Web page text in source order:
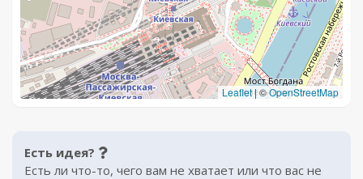
Leaflet|©OpenStreetMap
Есть идея?
Есть ли что-то, чего вам не хватает или что вас не